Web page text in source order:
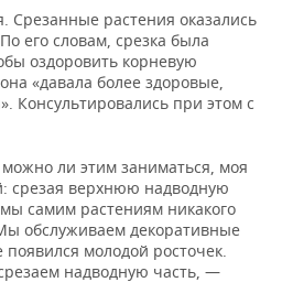
Срезанные растения оказались
его словам, срезка была
оздоровить корневую
«давала более здоровые,
Консультировались при этом с
ли этим заниматься, моя
срезая верхнюю надводную
самим растениям никакого
обслуживаем декоративные
молодой росточек.
надводную часть, —